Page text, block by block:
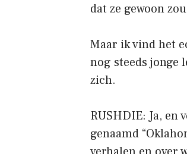
dat ze gewoon
Maar ik vind het
nog steeds jonge
zich.
RUSHDIE: Ja, en
genaamd